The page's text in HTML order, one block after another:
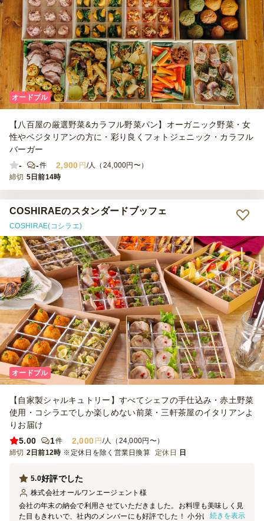
オードブル
【八百屋の厳選野菜&カラフル野菜パン】オーガニック野菜・女
性やベジタリアンの方に・彩り良くフォトジェニック・カラフル
バーガー
-
-件 2,900 円 /人（24,000円〜）
締切 5日前14時
COSHIRAEのスタンダードブッフェ
COSHIRAE(コシラエ)
オードブル
【自家製シャルキュトリー】すべてシェフの手仕込み・赤土野菜
使用・コシラエでしか楽しめない前菜・三軒茶屋のイタリアンよ
りお届け
5.00
1件 2,000 円/人（24,000円〜）
締切 2日前12時 ※定休日を除く営業日換算 定休日 日
好評でした
5.0
株式会社オールワンエージェント 様
会社の年末の納会で利用させていただきました。お料理も美味しく見
た目もきれいで、社内のメンバーにも好評でした！ 小分けにされて
続きを表示